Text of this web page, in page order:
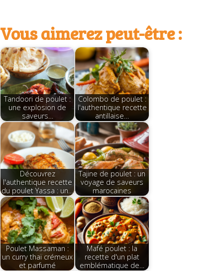
Vous aimerez peut-être :
Tandoori de poulet :
une explosion de
saveurs…
Colombo de poulet :
l'authentique recette
antillaise…
Découvrez
l'authentique recette
du poulet Yassa : un…
Tajine de poulet : un
voyage de saveurs
marocaines
Poulet Massaman :
un curry thaï crémeux
et parfumé
Mafé poulet : la
recette d'un plat
emblématique de…